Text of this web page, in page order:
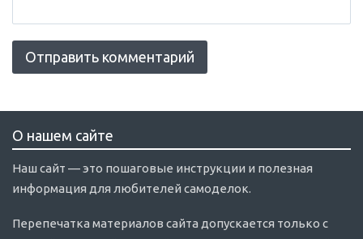
О нашем сайте
Наш сайт — это пошаговые инструкции и полезная
информация для любителей самоделок.
Перепечатка материалов сайта допускается только с